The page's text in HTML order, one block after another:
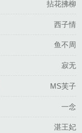
拈花拂柳
西子情
鱼不周
寂无
MS芙子
一念
湛王妃